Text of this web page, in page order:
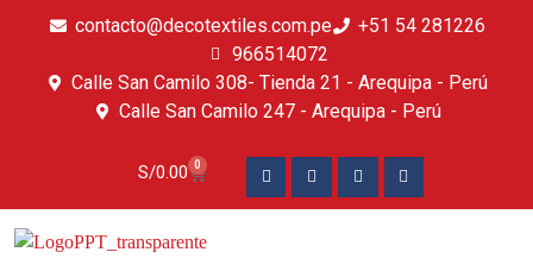
contacto@decotextiles.com.pe
+51 54 281226
966514072
Calle San Camilo 308- Tienda 21 - Arequipa - Perú
Calle San Camilo 247 - Arequipa - Perú​
S/0.00 0